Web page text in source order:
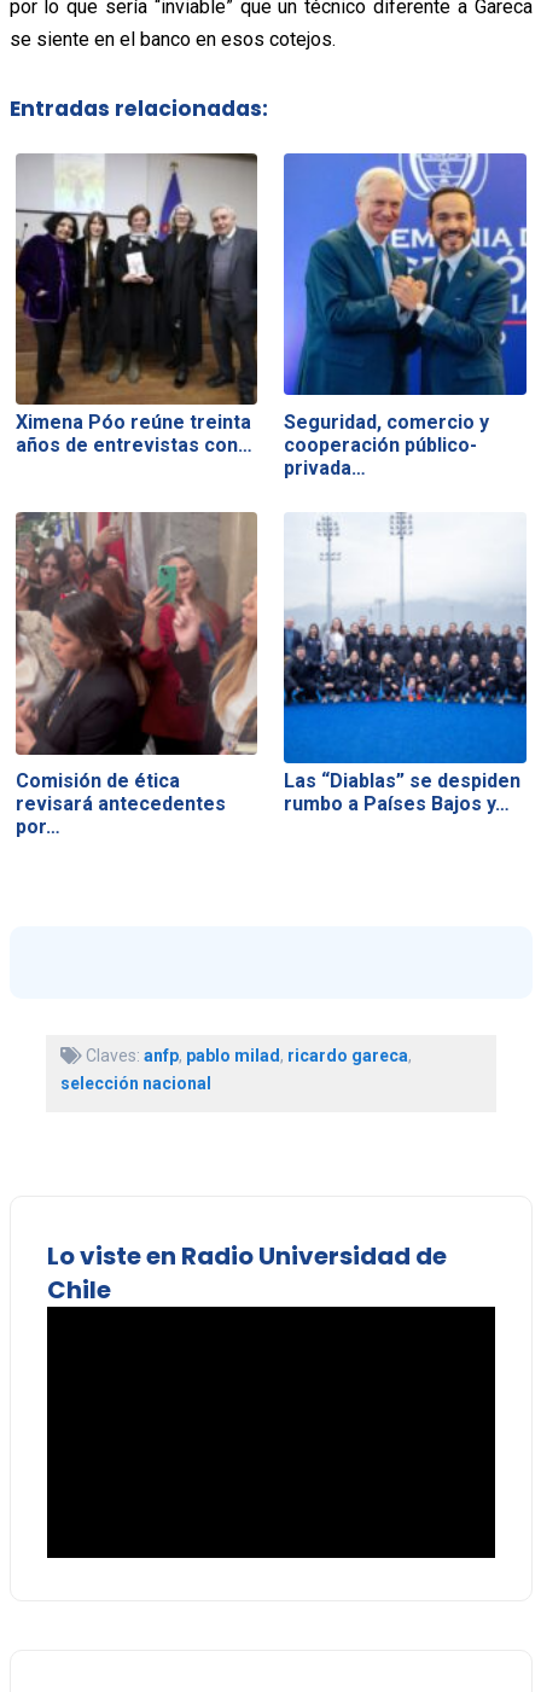
por lo que sería “inviable” que un técnico diferente a Gareca
se siente en el banco en esos cotejos.
Entradas relacionadas:
Ximena Póo reúne treinta
años de entrevistas con…
Seguridad, comercio y
cooperación público-
privada…
Comisión de ética
revisará antecedentes
por…
Las “Diablas” se despiden
rumbo a Países Bajos y…
Claves: anfp, pablo milad, ricardo gareca,
selección nacional
Lo viste en Radio Universidad de
Chile